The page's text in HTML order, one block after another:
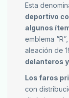
Esta
deportivo
algunos
emblema
aleación de
delanteros
Los faros
con